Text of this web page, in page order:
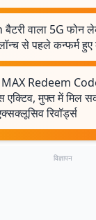
वाला 5G फोन
से पहले कन्फर्म हुए
Redeem
एक्टिव, मुफ्त में मिल
रिवॉर्ड्स
विज्ञापन